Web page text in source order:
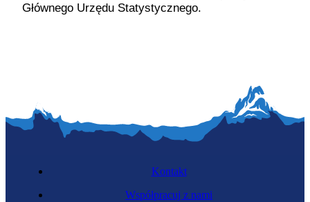
Głównego Urzędu Statystycznego.
Kontakt
Współpracuj z nami